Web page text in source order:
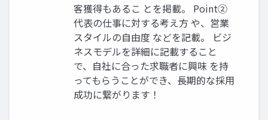
客獲得もあるこ とを掲載。 Point②
代表の仕事に対する考え⽅ や、営業
スタイルの⾃由度 などを記載。 ビジ
ネスモデルを詳細に記載すること
で、⾃社に合った求職者に興味 を持
ってもらうことができ、⻑期的な採⽤
成功に繋がります！